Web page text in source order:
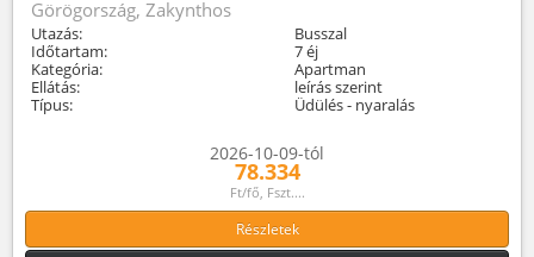
Görögország, Zakynthos
Utazás:
Busszal
Időtartam:
7 éj
Kategória:
Apartman
Ellátás:
leírás szerint
Típus:
Üdülés - nyaralás
2026-10-09-tól
78.334
Ft/fő, Fszt....
Részletek